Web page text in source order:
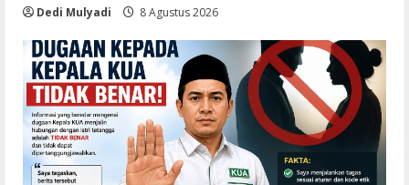
Dedi Mulyadi 8 Agustus 2026